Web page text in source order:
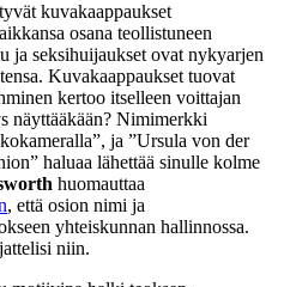
kuvakaappaukset
osana teollistuneen
ja seksihuijaukset ovat nykyarjen
Kuvakaappaukset tuovat
kertoo itselleen voittajan
näyttääkään? Nimimerkki
ja ”Ursula von der
haluaa lähettää sinulle kolme
huomauttaa
, että osion nimi ja
yhteiskunnan hallinnossa.
niin.